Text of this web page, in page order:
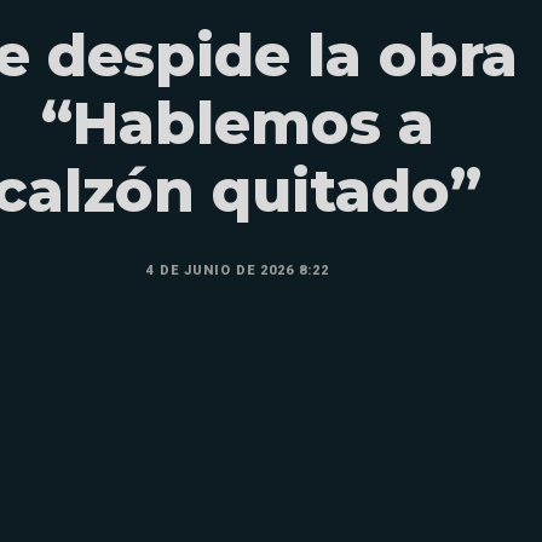
despide la obra
“Hablemos a
quitado”
4 DE JUNIO DE 2026 8:22